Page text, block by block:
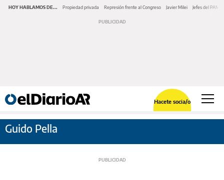
HOY HABLAMOS DE... Propiedad privada Represión frente al Congreso Javier Milei Jefes del PAMI
Hacete socia/o
Guido Pella